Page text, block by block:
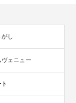
し
ェニュー